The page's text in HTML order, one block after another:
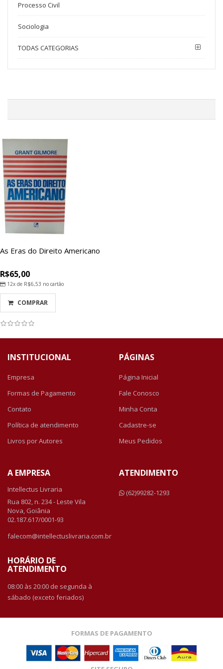
Processo Civil
Sociologia
TODAS CATEGORIAS
As Eras do Direito Americano
R$65,00
12x de R$6,53 no cartão
COMPRAR
INSTITUCIONAL
Empresa
Formas de Pagamento
Contato
Política de atendimento
Livros por Autores
PÁGINAS
Página Inicial
Fale Conosco
Minha Conta
Cadastre-se
Meus Pedidos
A EMPRESA
Intellectus Livraria
Rua 802, n. 234 - Leste Vila
Nova, Goiânia
02.187.617/0001-93
falecom@intellectuslivraria.com.br
HORÁRIO DE
ATENDIMENTO
08:00 às 20:00 de segunda à
sábado (exceto feriados)
ATENDIMENTO
(62)99282-1293
FORMAS DE PAGAMENTO